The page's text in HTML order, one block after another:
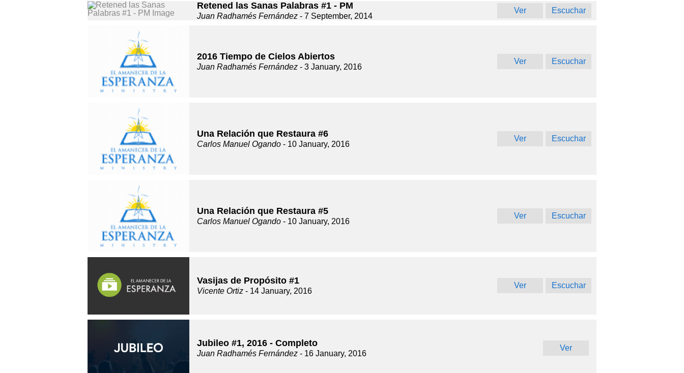
Retened las Sanas Palabras #1 - PM
Juan Radhamés Fernández - 7 September, 2014
Ver Escuchar
2016 Tiempo de Cielos Abiertos
Juan Radhamés Fernández - 3 January, 2016
Ver Escuchar
Una Relación que Restaura #6
Carlos Manuel Ogando - 10 January, 2016
Ver Escuchar
Una Relación que Restaura #5
Carlos Manuel Ogando - 10 January, 2016
Ver Escuchar
Vasijas de Propósito #1
Vicente Ortiz - 14 January, 2016
Ver Escuchar
Jubileo #1, 2016 - Completo
Juan Radhamés Fernández - 16 January, 2016
Ver